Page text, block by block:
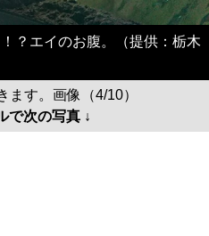
？エイのお腹。（提供：栃木
ます。画像（4/10）
で次の写真 ↓